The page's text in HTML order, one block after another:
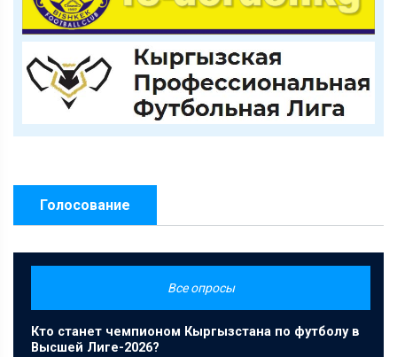
Голосование
Все опросы
Кто станет чемпионом Кыргызстана по футболу в
Высшей Лиге-2026?